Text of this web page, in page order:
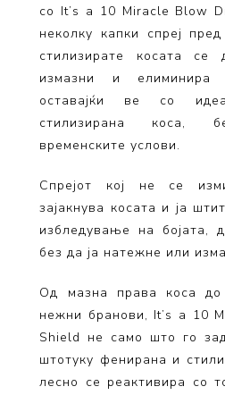
со It’s a 10 Miracle Blow
неколку капки спреј
стилизирате косата
измазни и
оставајќи ве со
стилизирана коса,
временските услови.
Спрејот кој не се
зајакнува косата и ја
избледување на бојата,
без да ја натежне или
Од мазна права коса
нежни бранови, It’s a 10
Shield не само што го
штотуку фенирана и
лесно се реактивира со